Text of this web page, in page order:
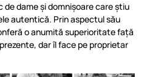
de dame și domnișoare care știu
autentică. Prin aspectul său
o anumită superioritate față
dar îl face pe proprietar